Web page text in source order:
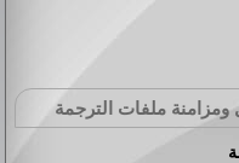
ومزامنة ملفات الترجمة